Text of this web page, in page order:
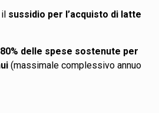
sussidio per l’acquisto di latte
delle spese sostenute per
(massimale complessivo annuo